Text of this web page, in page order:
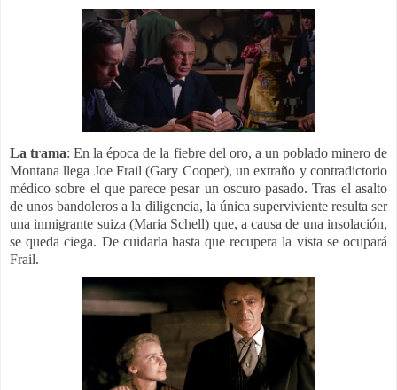
La trama:En la época de la fiebre del oro, a un poblado minero de
Montana llega Joe Frail (Gary Cooper), un extraño y contradictorio
médico sobre el que parece pesar un oscuro pasado. Tras el asalto
de unos bandoleros a la diligencia, la única superviviente resulta ser
una inmigrante suiza (Maria Schell) que, a causa de una insolación,
se queda ciega. De cuidarla hasta que recupera la vista se ocupará
Frail.